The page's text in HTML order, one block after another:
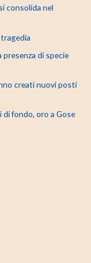
consolida nel
presenza di specie
creati nuovi posti
di fondo, oro a Gose